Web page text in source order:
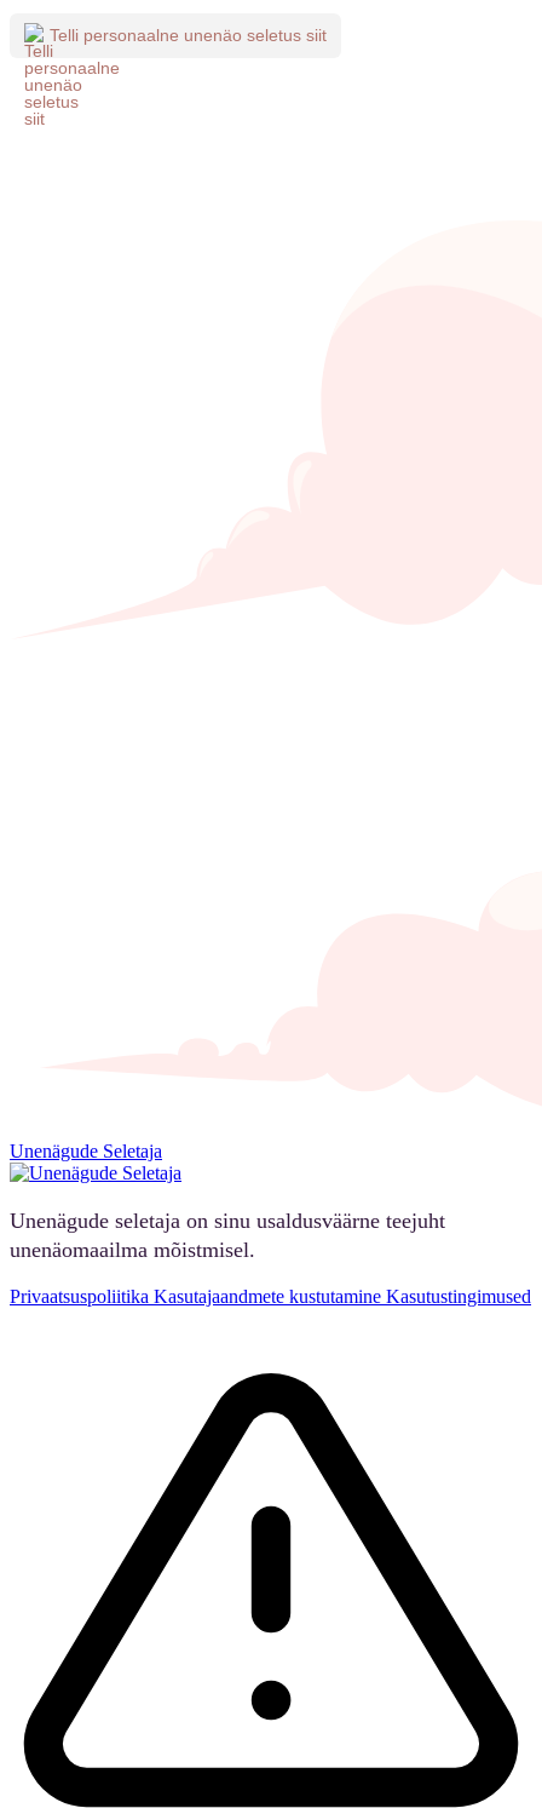
Telli personaalne unenäo seletus siit
Unenägude Seletaja
Unenägude seletaja on sinu usaldusväärne teejuht
unenäomaailma mõistmisel.
Privaatsuspoliitika Kasutajaandmete kustutamine Kasutustingimused